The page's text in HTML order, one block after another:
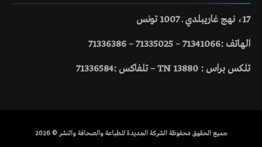
17، نهج غاريبلدي ـ 1007 تونس
الهاتف :71341066 – 71335025 – 71336386
تلكس براس : 13880 TN – تلفاكس :71336584
جميع الحقوق محفوظة الشركة الجديدة للطباعة والصحافة والنشر © 2026